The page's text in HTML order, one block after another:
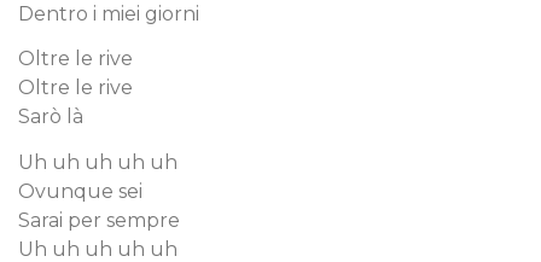
Dentro i miei giorni
Oltre le rive
Oltre le rive
Sarò là
Uh uh uh uh uh
Ovunque sei
Sarai per sempre
Uh uh uh uh uh